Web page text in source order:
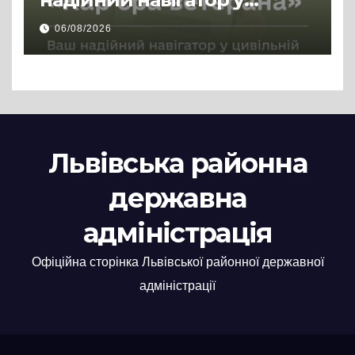
цивільній професії
06/08/2026
Львівська районна
державна
адміністрація
Офіційна сторінка Львівської районної державної
адміністрації